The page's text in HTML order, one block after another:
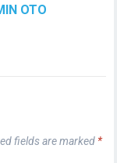
OTO
fields are marked *